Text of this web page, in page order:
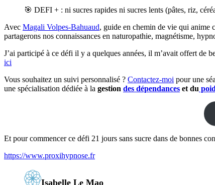
🎯 DEFI + : ni sucres rapides ni sucres lents (pâtes, riz,
Avec Magali Volpes-Bahuaud, guide en chemin de vie qui anime
partagerons nos connaissances en naturopathie, magnétisme,
J’ai participé à ce défi il y a quelques années, il m’avait offert de
ici
Vous souhaitez un suivi personnalisé ? Contactez-moi pour une
une spécialisation dédiée à la gestion des dépendances et du
Et pour commencer ce défi 21 jours sans sucre dans de bonnes
https://www.proxihypnose.fr
Isabelle Le Mao